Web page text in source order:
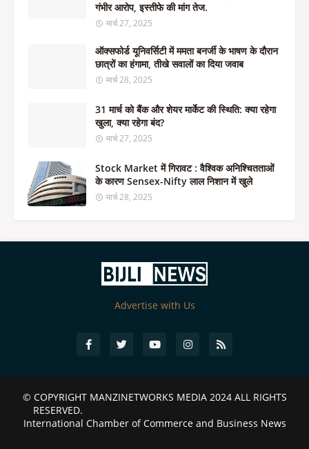
गंभीर आरोप, इस्तीफे की मांग तेज.
मार्च 27, 2025
ऑक्सफोर्ड यूनिवर्सिटी में ममता बनर्जी के भाषण के दौरान
छात्रों का हंगामा, तीखे सवालों का दिया जवाब
मार्च 28, 2025
31 मार्च को बैंक और शेयर मार्केट की स्थिति: क्या रहेगा
खुला, क्या रहेगा बंद?
मार्च 27, 2025
Stock Market में गिरावट : वैश्विक अनिश्चितताओं
के कारण Sensex-Nifty लाल निशान में खुले
मार्च 28, 2025
Advertise with Us
© COPYRIGHT MANZINETWORKS MEDIA 2024ALL RIGHTS
RESERVED.
International Chamber of Commerce and Business News